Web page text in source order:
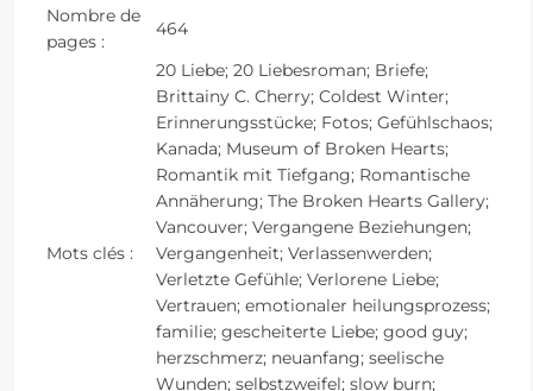
Nombre de
pages :
464
Mots clés :
20 Liebe; 20 Liebesroman; Briefe;
Brittainy C. Cherry; Coldest Winter;
Erinnerungsstücke; Fotos; Gefühlschaos;
Kanada; Museum of Broken Hearts;
Romantik mit Tiefgang; Romantische
Annäherung; The Broken Hearts Gallery;
Vancouver; Vergangene Beziehungen;
Vergangenheit; Verlassenwerden;
Verletzte Gefühle; Verlorene Liebe;
Vertrauen; emotionaler heilungsprozess;
familie; gescheiterte Liebe; good guy;
herzschmerz; neuanfang; seelische
Wunden; selbstzweifel; slow burn;